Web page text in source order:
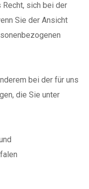
Recht, sich bei der
Sie der Ansicht
bei der für uns
die Sie unter